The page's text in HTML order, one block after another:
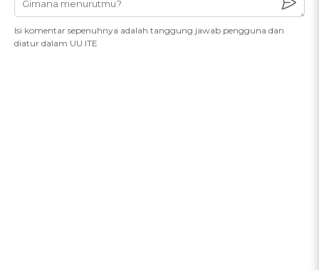
Isi komentar sepenuhnya adalah tanggung jawab pengguna dan
diatur dalam UU ITE